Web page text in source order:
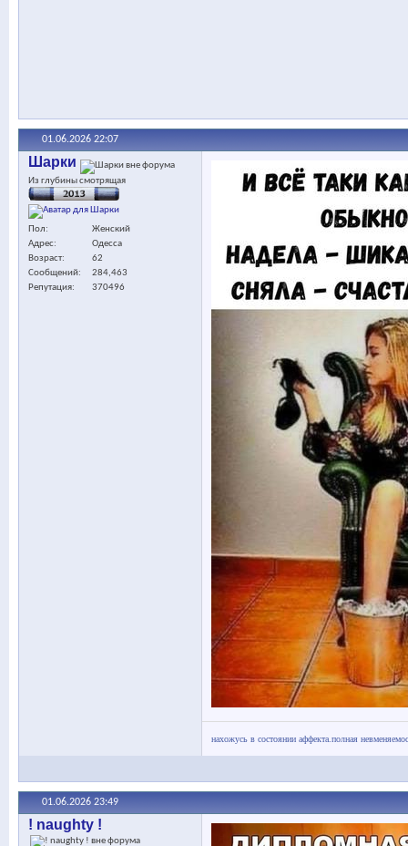
01.06.2026 22:07
Шарки
Из глубины смотрящая
Пол
Женский
Адрес
Одесса
Возраст
62
Сообщений
284,463
Репутация
370496
нахожусь в состоянии аффекта.полная
01.06.2026 23:49
! naughty !